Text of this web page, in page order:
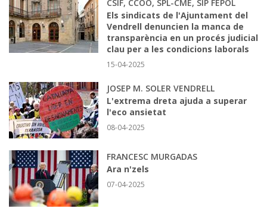
CSIF, CCOO, SPL-CME, SIP FEPOL
Els sindicats de l'Ajuntament del
Vendrell denuncien la manca de
transparència en un procés judicial
clau per a les condicions laborals
15-04-2025
JOSEP M. SOLER VENDRELL
L'extrema dreta ajuda a superar
l'eco ansietat
08-04-2025
FRANCESC MURGADAS
Ara n'zels
07-04-2025